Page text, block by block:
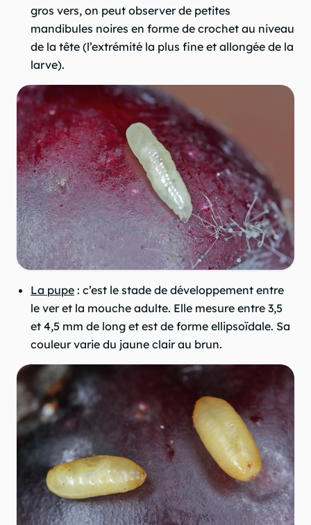
gros vers, on peut observer de petites
mandibules noires en forme de crochet au niveau
de la tête (l’extrémité la plus fine et allongée de la
larve).
La pupe : c’est le stade de développement entre
le ver et la mouche adulte. Elle mesure entre 3,5
et 4,5 mm de long et est de forme ellipsoïdale. Sa
couleur varie du jaune clair au brun.